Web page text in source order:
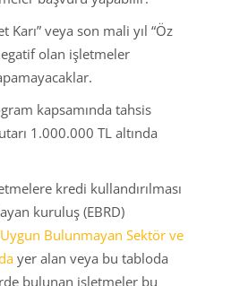
Karı” veya son mali yıl “Öz
olan işletmeler
kapsamında tahsis
1.000.000 TL altında
kredi kullandırılması
kuruluş (EBRD)
Bulunmayan Sektör ve
yer alan veya bu tabloda
bulunan işletmeler bu